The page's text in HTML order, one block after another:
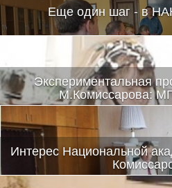
Еще один шаг - в
Экспериментальная
М.Комиссарова:
Интерес Национальной